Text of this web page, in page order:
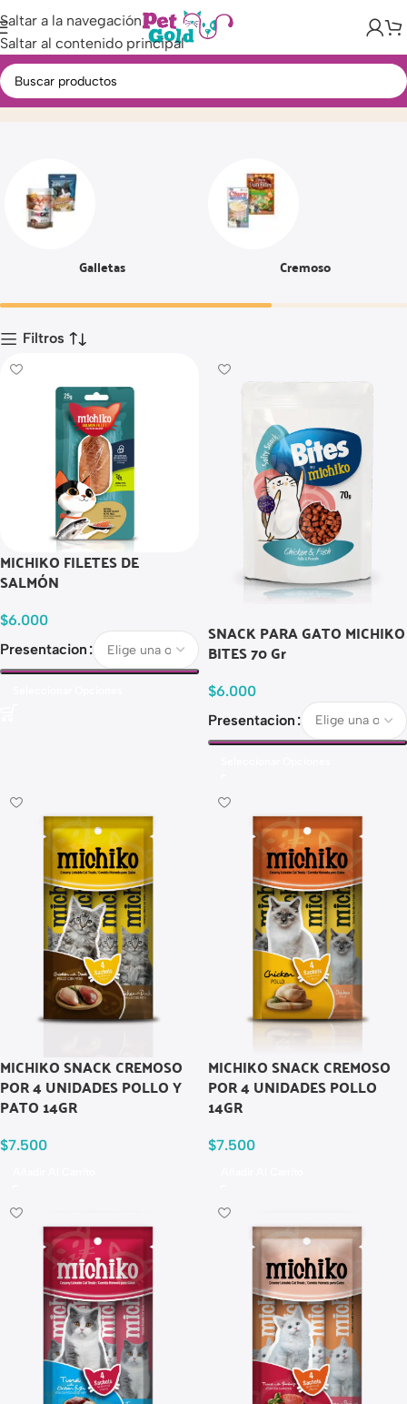
Saltar a la navegación
Saltar al contenido principal
SnacksInicio Producto Página 4
Galletas Cremoso
Filtros
MICHIKO FILETES DE
SALMÓN
$6.000
Presentacion
SNACK PARA GATO MICHIKO
BITES 70 Gr
$6.000
Presentacion
MICHIKO SNACK CREMOSO
POR 4 UNIDADES POLLO Y
PATO 14GR
$7.500
MICHIKO SNACK CREMOSO
POR 4 UNIDADES POLLO
14GR
$7.500